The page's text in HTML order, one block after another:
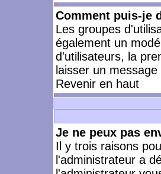
Comment puis-je
Les groupes
également un
d'utilisateurs, la
laisser un message
Revenir en haut
Je ne peux pas
Il y trois raisons
l'administrateur a